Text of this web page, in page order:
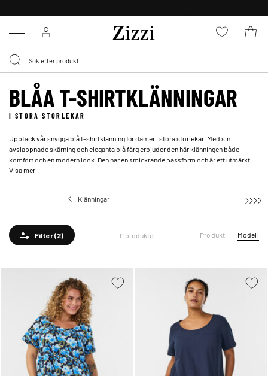
Menu
BLÅA T-SHIRTKLÄNNINGAR
I STORA STORLEKAR
Upptäck vår snygga blå t-shirtklänning för damer i stora storlekar. Med sin
avslappnade skärning och eleganta blå färg erbjuder den här klänningen både
komfort och en modern look. Den har en smickrande passform och är ett utmärkt
val för att uppdatera din garderob med något som är både snyggt och bekvämt.
Visa mer
Klänningar T-Shirtklänningar
Filter(2) 11 produkter Produkt Modell